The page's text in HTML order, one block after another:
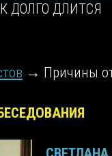
ДОЛГО ДЛИТСЯ
→ Причины